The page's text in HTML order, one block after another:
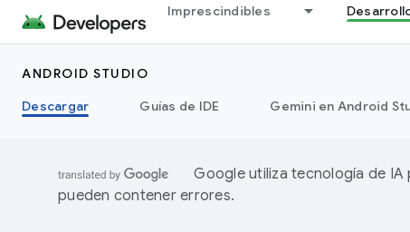
Imprescindibles
ANDROID STUDIO
Descargar
Guías de IDE Gemini en Android
Google utiliza tecnología de
pueden contener errores.